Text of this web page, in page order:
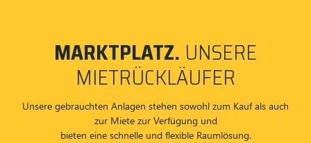
MARKTPLATZ. UNSERE
MIETRÜCKLÄUFER
Unsere gebrauchten Anlagen stehen sowohl zum Kauf als auch
zur Miete zur Verfügung und
bieten eine schnelle und flexible Raumlösung.